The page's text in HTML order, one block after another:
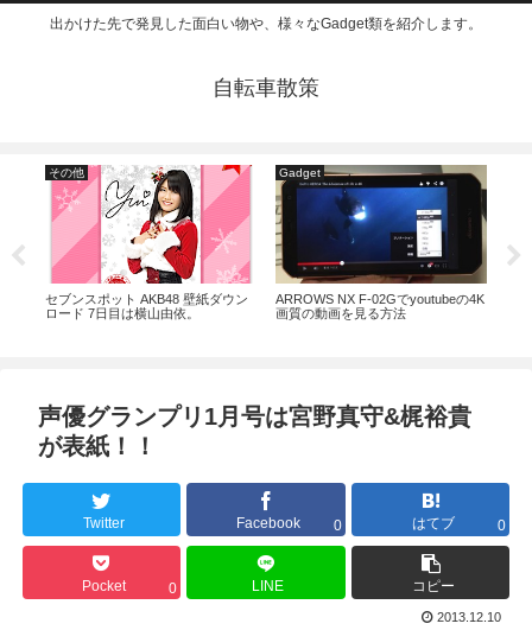
出かけた先で発見した面白い物や、様々なGadget類を紹介します。
自転車散策
その他
セブンスポット AKB48 壁紙ダウン
ロード 7日目は横山由依。
Gadget
ARROWS NX F-02Gでyoutubeの4K
画質の動画を見る方法
声優グランプリ1月号は宮野真守&梶裕貴
が表紙！！
Twitter Facebook 0 はてブ 0
Pocket 0 LINE コピー
2013.12.10